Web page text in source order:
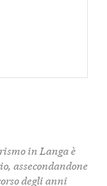
in Langa è
, assecondandone
degli anni